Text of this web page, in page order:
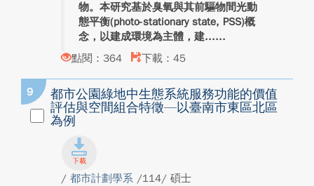
物。本研究基於臭氧與其前驅物間光動
態平衡(photo-stationary state, PSS)概
念，以建成環境為主體，建...
點閱：364
下載：45
9
都市公園綠地中生態系統服務功能的價值
評估與空間組合特徵—以臺南市東區北區
為例
/ 都市計劃學系 /114/ 碩士